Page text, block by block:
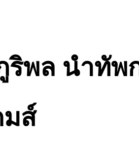
พล นำทัพ
มส์